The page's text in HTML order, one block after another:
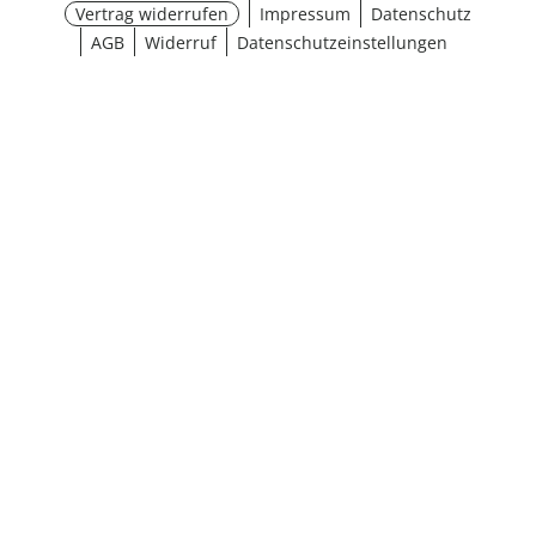
Vertrag widerrufen Impressum
Datenschutz
AGB
Widerruf Datenschutzeinstellungen